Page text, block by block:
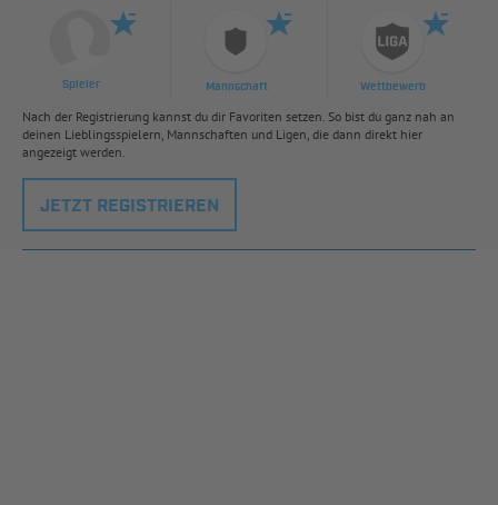
Spieler Mannschaft Wettbewerb
Nach der Registrierung kannst du dir Favoriten setzen. So bist du ganz nah an
deinen Lieblingsspielern, Mannschaften und Ligen, die dann direkt hier
angezeigt werden.
JETZT REGISTRIEREN